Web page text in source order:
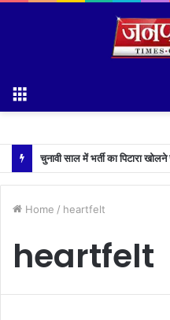
Home / heartfelt
heartfelt